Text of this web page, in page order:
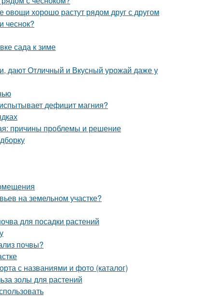
хорошо растут рядом друг с другом
чеснок?
сада к зиме
дают Отличный и Вкусный урожай даже у
дефицит магния?
причины проблемы и решение
на земельном участке?
для посадки растений
почвы?
с названиями и фото (каталог)
золы для растений